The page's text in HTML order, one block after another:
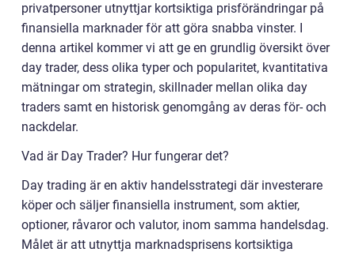
privatpersoner utnyttjar kortsiktiga prisförändringar på
finansiella marknader för att göra snabba vinster. I
denna artikel kommer vi att ge en grundlig översikt över
day trader, dess olika typer och popularitet, kvantitativa
mätningar om strategin, skillnader mellan olika day
traders samt en historisk genomgång av deras för- och
nackdelar.
Vad är Day Trader? Hur fungerar det?
Day trading är en aktiv handelsstrategi där investerare
köper och säljer finansiella instrument, som aktier,
optioner, råvaror och valutor, inom samma handelsdag.
Målet är att utnyttja marknadsprisens kortsiktiga